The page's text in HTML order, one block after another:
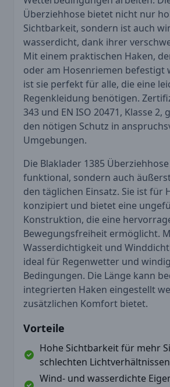
Überziehhose bietet nicht nur
Sichtbarkeit, sondern ist auch
wasserdicht, dank ihrer
Mit einem praktischen Haken,
oder am Hosenriemen befestigt
ist sie perfekt für alle, die eine
Regenkleidung benötigen.
343 und EN ISO 20471, Klasse 2,
den nötigen Schutz in
Umgebungen.
Die Blaklader 1385
funktional, sondern auch
den täglichen Einsatz. Sie ist für
konzipiert und bietet eine
Konstruktion, die eine
Bewegungsfreiheit ermöglicht.
Wasserdichtigkeit und
ideal für Regenwetter und
Bedingungen. Die Länge kann
integrierten Haken eingestellt
zusätzlichen Komfort bietet.
Vorteile
Hohe Sichtbarkeit für mehr
schlechten Lichtverhältnissen
Wind- und wasserdichte